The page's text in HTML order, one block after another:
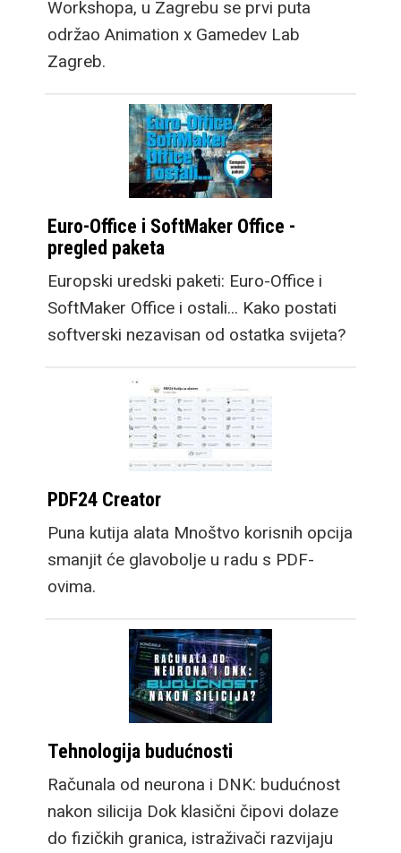
Workshopa, u Zagrebu se prvi puta
održao Animation x Gamedev Lab
Zagreb.
Euro-Office i SoftMaker Office -
pregled paketa
Europski uredski paketi: Euro-Office i
SoftMaker Office i ostali... Kako postati
softverski nezavisan od ostatka svijeta?
PDF24 Creator
Puna kutija alata Mnoštvo korisnih opcija
smanjit će glavobolje u radu s PDF-
ovima.
Tehnologija budućnosti
Računala od neurona i DNK: budućnost
nakon silicija Dok klasični čipovi dolaze
do fizičkih granica, istraživači razvijaju